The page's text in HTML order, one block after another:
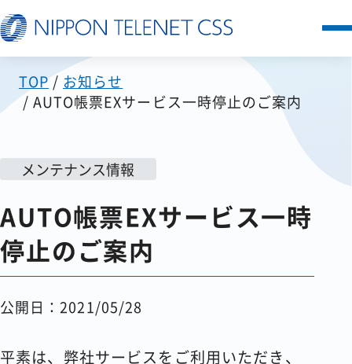
サービス一覧
お客様の声
セミナー
FAQ
TOP
お知らせ
AUTO帳票EXサービス一時停止のご案内
メンテナンス情報
AUTO帳票EXサービス一時
停止のご案内
公開日：2021/05/28
平素は、弊社サービスをご利用いただき、